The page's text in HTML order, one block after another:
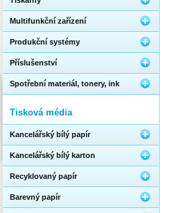
Multifunkční zařízení
Produkční systémy
Příslušenství
Spotřební materiál, tonery, ink
Tisková média
Kancelářský bílý papír
Kancelářský bílý karton
Recyklovaný papír
Barevný papír